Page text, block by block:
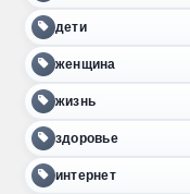
дети
женщина
жизнь
здоровье
интернет